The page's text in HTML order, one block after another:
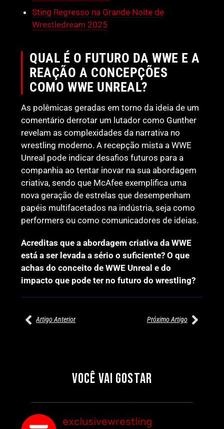
Sting Regresso na Grande Noite de
Wrestledream 2025
QUAL É O FUTURO DA WWE E A
REAÇÃO A CONCEPÇÕES
COMO WWE UNREAL?
As polêmicas geradas em torno da ideia de um
comentário derrotar um lutador como Gunther
revelam as complexidades da narrativa no
wrestling moderno. A recepção mista a WWE
Unreal pode indicar desafios futuros para a
companhia ao tentar inovar na sua abordagem
criativa, sendo que McAfee exemplifica uma
nova geração de estrelas que desempenham
papéis multifacetados na indústria, seja como
performers ou como comunicadores de ideias.
Acreditas que a abordagem criativa da WWE
está a ser levada a sério o suficiente? O que
achas do conceito de WWE Unreal e do
impacto que pode ter no futuro do wrestling?
Artigo Anterior Próximo Artigo
VOCÊ VAI GOSTAR
SEGMENTOS A NÃO PERDER
Por exclusivewrestling
MUNDIAL FEMININO NA AEW
REDEMPTION
Por exclusivewrestling
exclusivewrestling